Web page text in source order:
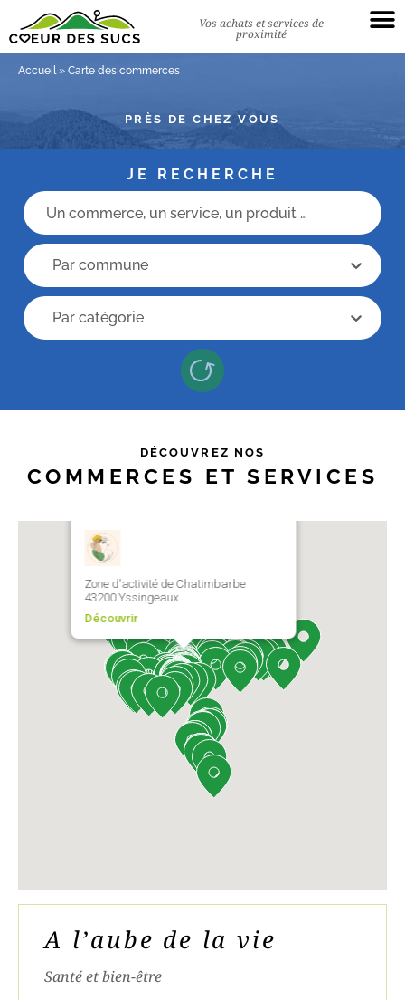
Vos achats et services de
proximité
Accueil» Carte des commerces
PRÈS DE CHEZ VOUS
JE RECHERCHE
Champs recherche
recherche commune
recherche commune
Recherche categorie
Recherche categorie
DÉCOUVREZ NOS
COMMERCES ET SERVICES
A l’aube de la vie
Santé et bien-être
Zone d'activité de Chatimbarbe
43200 Yssingeaux
Découvrir